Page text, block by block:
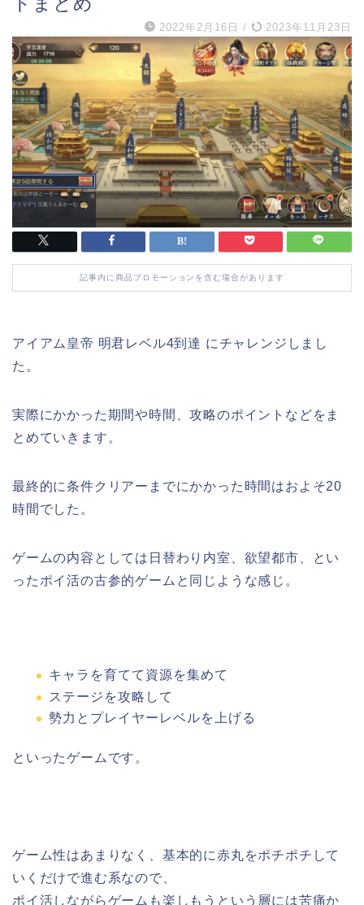
2022年2月16日 / 2023年11月23日
記事内に商品プロモーションを含む場合があります
アイアム皇帝 明君レベル4到達 にチャレンジしまし
た。
実際にかかった期間や時間、攻略のポイントなどをま
とめていきます。
最終的に条件クリアーまでにかかった時間はおよそ20
時間でした。
ゲームの内容としては日替わり内室、欲望都市、とい
ったポイ活の古参的ゲームと同じような感じ。
キャラを育てて資源を集めて
ステージを攻略して
勢力とプレイヤーレベルを上げる
といったゲームです。
ゲーム性はあまりなく、基本的に赤丸をポチポチして
いくだけで進む系なので、
ポイ活しながらゲームも楽しもうという層には苦痛か